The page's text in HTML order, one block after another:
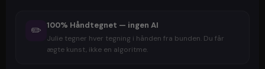
✏️ 100% Håndtegnet — ingen AI
Julie tegner hver tegning i hånden fra bunden. Du får
ægte kunst, ikke en algoritme.